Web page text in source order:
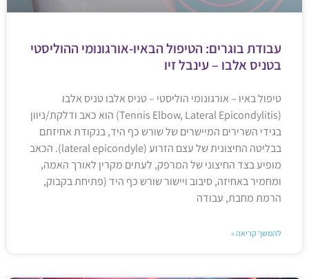
עבודת בוגרים: הטיפול הבאיו-אורגונומי ההוליסטי
בטניס אלבו – עינבל זיו
טיפול באיו – אורגונומי הוליסטי – טניס אלבו טניס אלבו
(Tennis Elbow, Lateral Epicondylitis) הוא כאב ודלקת/ניוון
בגידי השרירים המיישרים של שורש כף היד, בנקודת אחיזתם
בבליטה החיצונית של עצם הזרוע (lateral epicondyle). הכאב
מופיע בצד החיצוני של המרפק, לעתים מקרין לאורך האמה,
ומחמיר באחיזה, סיבוב ויישור שורש כף היד (פתיחת בקבוק,
הרמת מחבת, עבודה
להמשך קריאה »